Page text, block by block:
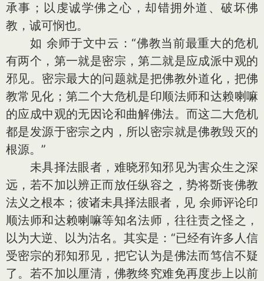
承事；以虔诚学佛之心，却错拥外道、破坏佛
教，诚可悯也。
如 余师于文中云：“佛教当前最重大的危机
有两个，第一就是密宗，第二就是应成派中观的
邪见。密宗最大的问题就是把佛教外道化，把佛
教常见化；第二个大危机是印顺法师和达赖喇嘛
的应成中观的无因论和曲解佛法。而这二大危机
都是发源于密宗之内，所以密宗就是佛教毁灭的
根源。”
未具择法眼者，难晓邪知邪见为害众生之深
远，若不加以辨正而放任纵容之，势将斲丧佛教
法义之根本；彼诸未具择法眼者，见 余师评论印
顺法师和达赖喇嘛等知名法师，往往责之怪之，
以为大逆、以为沽名。其实是：“已经有许多人信
受密宗的邪知邪见，把它认为是佛法而笃信不疑
了。若不加以厘清，佛教终究难免再度步上以前